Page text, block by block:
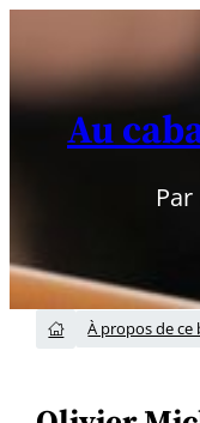
contenu
Au
 À propos de ce